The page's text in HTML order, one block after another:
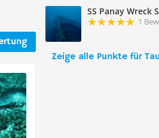
SS Panay Wreck
1
Zeige alle Punkte für